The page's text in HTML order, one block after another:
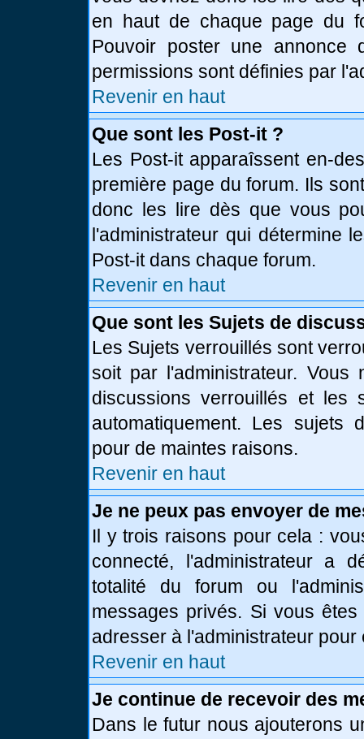
en haut de chaque page du
Pouvoir poster une annonce
permissions sont définies par
Revenir en haut
Que sont les Post-it ?
Les Post-it apparaîssent en-
première page du forum. Ils
donc les lire dès que vous
l'administrateur qui détermine
Post-it dans chaque forum.
Revenir en haut
Que sont les Sujets de
Les Sujets verrouillés sont
soit par l'administrateur.
discussions verrouillés et les
automatiquement. Les sujets
pour de maintes raisons.
Revenir en haut
Je ne peux pas envoyer de
Il y trois raisons pour cela :
connecté, l'administrateur a
totalité du forum ou
messages privés. Si vous
adresser à l'administrateur
Revenir en haut
Je continue de recevoir des
Dans le futur nous ajouterons